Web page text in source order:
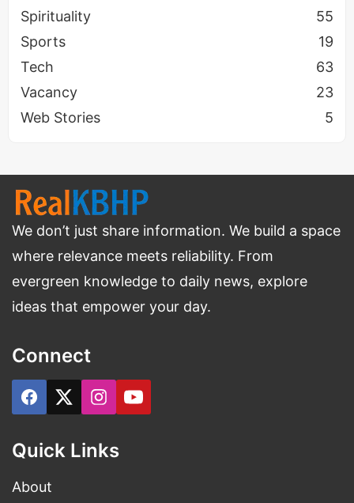
Spirituality
55
Sports
19
Tech
63
Vacancy
23
Web Stories
5
We don’t just share information. We build a space
where relevance meets reliability. From
evergreen knowledge to daily news, explore
ideas that empower your day.
Connect
Quick Links
About